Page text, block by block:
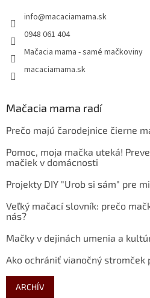
info@macaciamama.sk
0948 061 404
Mačacia mama - samé mačkoviny
macaciamama.sk
Mačacia mama radí
Prečo majú čarodejnice čierne
Pomoc, moja mačka uteká!
mačiek v domácnosti
Projekty DIY "Urob si sám" pre
Veľký mačací slovník: prečo
nás?
Mačky v dejinách umenia a
Ako ochrániť vianočný stromček
ARCHÍV